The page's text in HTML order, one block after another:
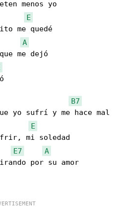
menos yo
E
me quedé
A
me dejó
B7
yo sufrí y me hace mal
E
mi soledad
E7
A